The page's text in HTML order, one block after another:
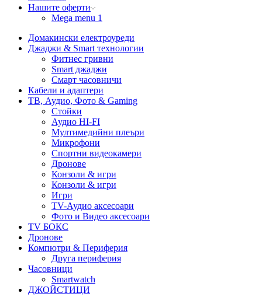
Нашите оферти
Mega menu 1
Домакински електроуреди
Джаджи & Smart технологии
Фитнес гривни
Smart джаджи
Смарт часовничи
Кабели и адаптери
ТВ, Аудио, Фото & Gaming
Стойки
Аудио HI-FI
Мултимедийни плеъри
Микрофони
Спортни видеокамери
Дронове
Конзоли & игри
Конзоли & игри
Игри
TV-Аудио аксесоари
Фото и Видео аксесоари
TV БОКС
Дронове
Компютри & Периферия
Друга периферия
Часовници
Smartwatch
ДЖОЙСТИЦИ